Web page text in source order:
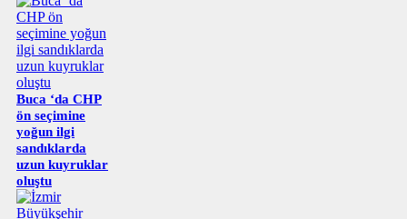
Buca ‘da CHP
ön seçimine
yoğun ilgi
sandıklarda
uzun kuyruklar
oluştu